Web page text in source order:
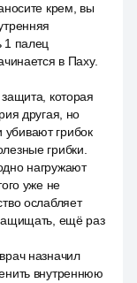
крем, вы
1 палец
в Паху.
которая
другая, но
грибок
грибки.
нагружают
уже не
ослабляет
ещё раз
назначил
внутреннюю